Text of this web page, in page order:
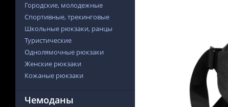
Городские, молодежные
Спортивные, трекинговые
Школьные рюкзаки, ранцы
Туристические
Однолямочные рюкзаки
Женские рюкзаки
Кожаные рюкзаки
Чемоданы